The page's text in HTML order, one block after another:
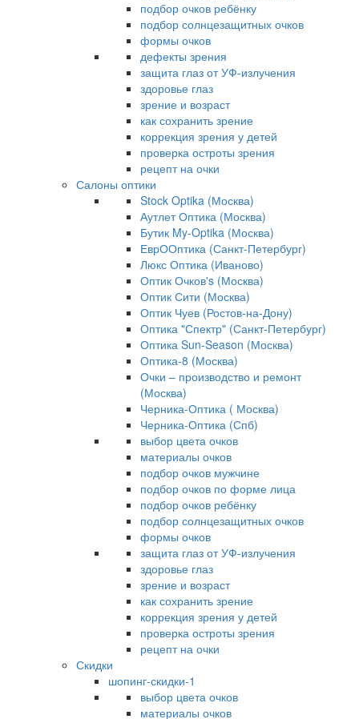
подбор очков ребёнку
подбор солнцезащитных очков
формы очков
дефекты зрения
защита глаз от УФ-излучения
здоровье глаз
зрение и возраст
как сохранить зрение
коррекция зрения у детей
проверка остроты зрения
рецепт на очки
Салоны оптики
Stock Optika (Москва)
Аутлет Оптика (Москва)
Бутик My-Optika (Москва)
ЕврООптика (Санкт-Петербург)
Люкс Оптика (Иваново)
Оптик Очков's (Москва)
Оптик Сити (Москва)
Оптик Чуев (Ростов-на-Дону)
Оптика "Спектр" (Санкт-Петербург)
Оптика Sun-Season (Москва)
Оптика-8 (Москва)
Очки – производство и ремонт
(Москва)
Черника-Оптика ( Москва)
Черника-Оптика (Спб)
выбор цвета очков
материалы очков
подбор очков мужчине
подбор очков по форме лица
подбор очков ребёнку
подбор солнцезащитных очков
формы очков
защита глаз от УФ-излучения
здоровье глаз
зрение и возраст
как сохранить зрение
коррекция зрения у детей
проверка остроты зрения
рецепт на очки
Скидки
шопинг-скидки-1
выбор цвета очков
материалы очков